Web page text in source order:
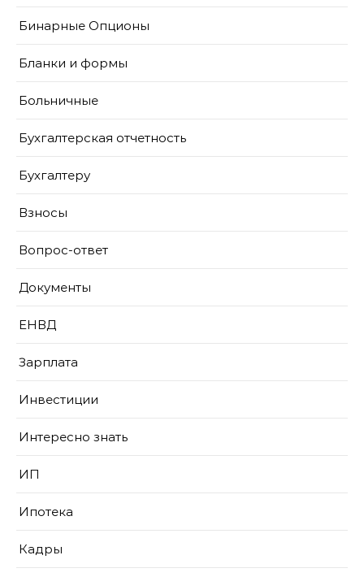
Бинарные Опционы
Бланки и формы
Больничные
Бухгалтерская отчетность
Бухгалтеру
Взносы
Вопрос-ответ
Документы
ЕНВД
Зарплата
Инвестиции
Интересно знать
ИП
Ипотека
Кадры